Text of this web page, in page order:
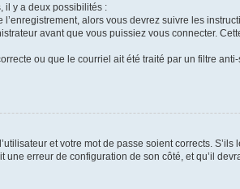
il y a deux possibilités :
alors vous devrez suivre les
avant que vous puissiez vous connecter.
ou que le courriel ait été traité par un filtre
et votre mot de passe soient corrects.
erreur de configuration de son côté, et qu’il